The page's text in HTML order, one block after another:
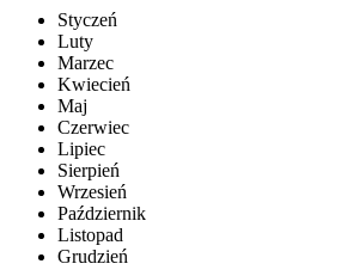
Styczeń
Luty
Marzec
Kwiecień
Maj
Czerwiec
Lipiec
Sierpień
Wrzesień
Październik
Listopad
Grudzień